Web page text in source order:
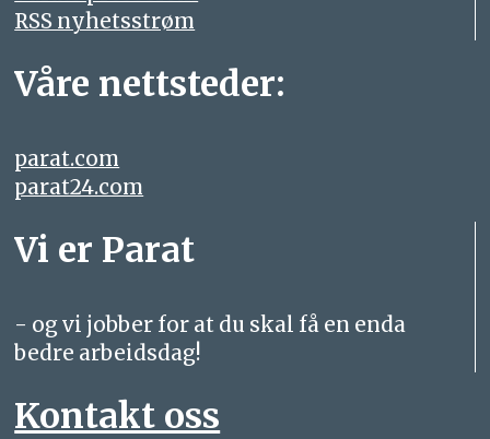
RSS nyhetsstrøm
Våre nettsteder:
parat.com
parat24.com
Vi er Parat
- og vi jobber for at du skal få en enda
bedre arbeidsdag!
Kontakt oss